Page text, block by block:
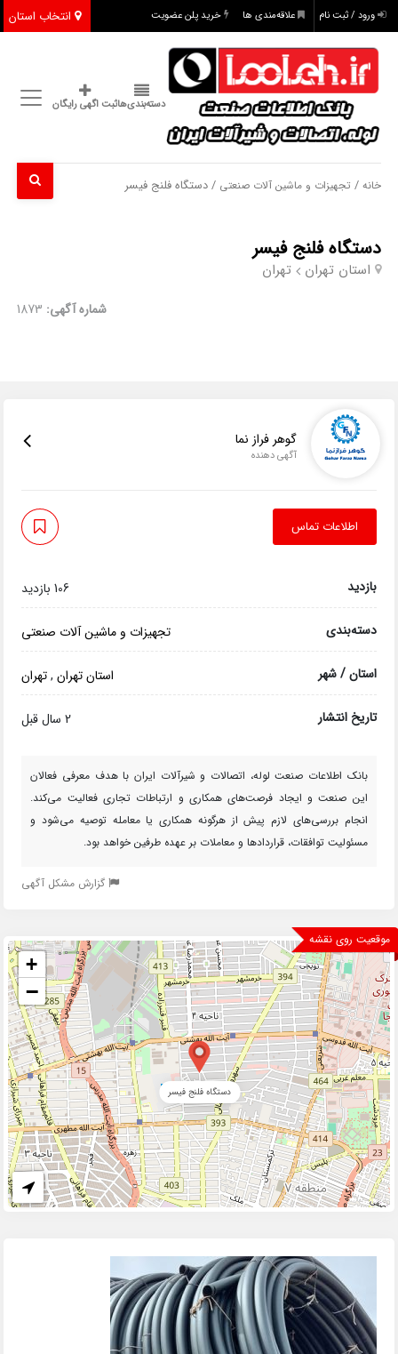
انتخاب استان ورود / ثبت نام علاقه‌مندی ها خرید پلن عضویت
دسته‌بندی‌هاثبت اگهی رایگان
خانه / تجهیزات و ماشین آلات صنعتی / دستگاه فلنج فیسر
دستگاه فلنج فیسر
استان تهران تهران
شماره آگهی: 1873
گوهر فراز نما
آگهی دهنده
اطلاعات تماس
بازدید 106 بازدید
دسته‌بندی تجهیزات و ماشین آلات صنعتی
استان / شهر استان تهران,تهران
تاریخ انتشار 2 سال قبل
بانک اطلاعات صنعت لوله، اتصالات و شیرآلات ایران با هدف معرفی فعالان
این صنعت و ایجاد فرصت‌های همکاری و ارتباطات تجاری فعالیت می‌کند.
انجام بررسی‌های لازم پیش از هرگونه همکاری یا معامله توصیه می‌شود و
مسئولیت توافقات، قراردادها و معاملات بر عهده طرفین خواهد بود.
گزارش مشکل آگهی
موقعیت روی نقشه
دستگاه فلنج فیسر
+
−